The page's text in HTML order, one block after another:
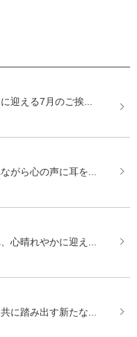
迎える7月のご挨...
がら心の声に耳を...
心晴れやかに迎え...
に踏み出す新たな...